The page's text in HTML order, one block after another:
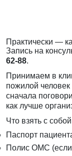
Практически —
Запись на
62-88.
Принимаем в
пожилой
сначала
как лучше
Что взять с
Паспорт
Полис ОМС (если